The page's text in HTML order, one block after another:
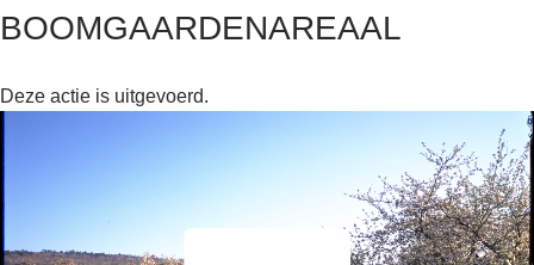
BOOMGAARDENAREAAL
Deze actie is uitgevoerd.